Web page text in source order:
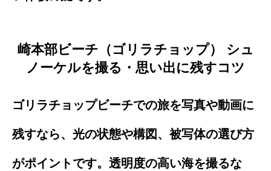
崎本部ビーチ（ゴリラチョップ） シュ
ノーケルを撮る・思い出に残すコツ
ゴリラチョップビーチでの旅を写真や動画に
残すなら、光の状態や構図、被写体の選び方
がポイントです。透明度の高い海を撮るな